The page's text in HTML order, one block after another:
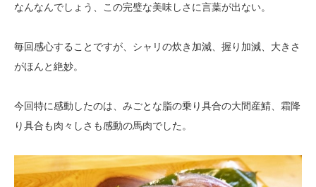
なんなんでしょう、この完璧な美味しさに言葉が出ない。
毎回感心することですが、シャリの炊き加減、握り加減、大きさ
がほんと絶妙。
今回特に感動したのは、みごとな脂の乗り具合の大間産鯖、霜降
り具合も肉々しさも感動の馬肉でした。